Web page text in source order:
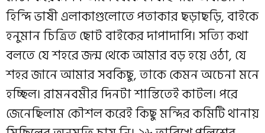
হিন্দি ভাষী এলাকাগুলোতে পতাকার ছড়াছড়ি, বাইকে
হনুমান চিত্রিত ছোট বাইকের দাপাদাপি। সত্যি কথা
বলতে যে শহরে জন্ম থেকে আমার বড় হয়ে ওঠা, যে
শহর জানে আমার সবকিছু, তাকে কেমন অচেনা মনে
হচ্ছিল। রামনবমীর দিনটা শান্তিতেই কাটল। পরে
জেনেছিলাম কৌশল করেই কিছু মন্দির কমিটি থানায়